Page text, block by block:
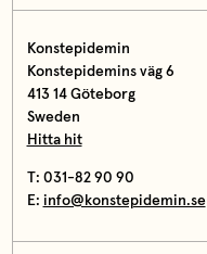
Konstepidemin
Konstepidemins väg 6
413 14 Göteborg
Sweden
Hitta hit
T: 031-82 90 90
E: info@konstepidemin.se